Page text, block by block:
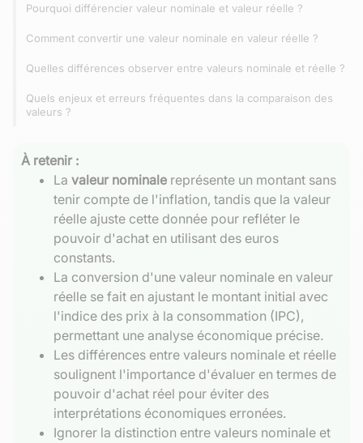
Pourquoi différencier valeur nominale et valeur réelle ?
Comment convertir une valeur nominale en valeur réelle ?
Quelles différences observer entre valeurs nominale et réelle ?
Quels enjeux et erreurs fréquentes dans la comparaison des
valeurs ?
À retenir :
La valeur nominale représente un montant sans
tenir compte de l'inflation, tandis que la valeur
réelle ajuste cette donnée pour refléter le
pouvoir d'achat en utilisant des euros
constants.
La conversion d'une valeur nominale en valeur
réelle se fait en ajustant le montant initial avec
l'indice des prix à la consommation (IPC),
permettant une analyse économique précise.
Les différences entre valeurs nominale et réelle
soulignent l'importance d'évaluer en termes de
pouvoir d'achat réel pour éviter des
interprétations économiques erronées.
Ignorer la distinction entre valeurs nominale et